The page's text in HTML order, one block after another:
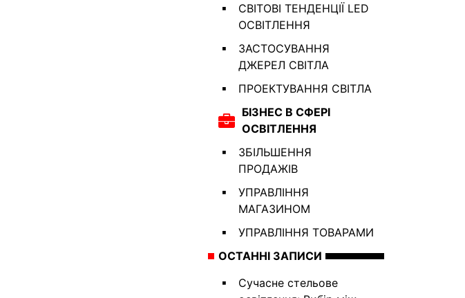
СВІТОВІ ТЕНДЕНЦІЇ LED
ОСВІТЛЕННЯ
ЗАСТОСУВАННЯ
ДЖЕРЕЛ СВІТЛА
ПРОЕКТУВАННЯ СВІТЛА
БІЗНЕС В СФЕРІ
ОСВІТЛЕННЯ
ЗБІЛЬШЕННЯ
ПРОДАЖІВ
УПРАВЛІННЯ
МАГАЗИНОМ
УПРАВЛІННЯ ТОВАРАМИ
ОСТАННІ ЗАПИСИ
Сучасне стельове